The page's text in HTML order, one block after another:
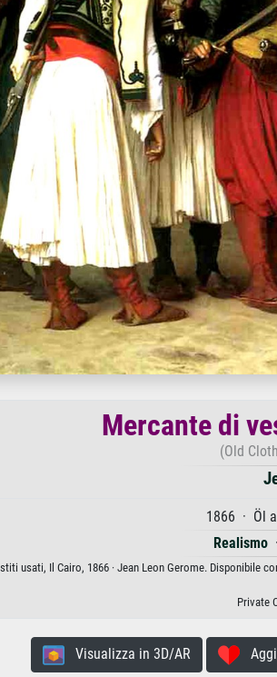
Mercante di
(Old
1866 · Öl
Realismo·
usati, Il Cairo, 1866 · Jean Leon Gerome. Disponibile
Private
Visualizza in 3D/AR